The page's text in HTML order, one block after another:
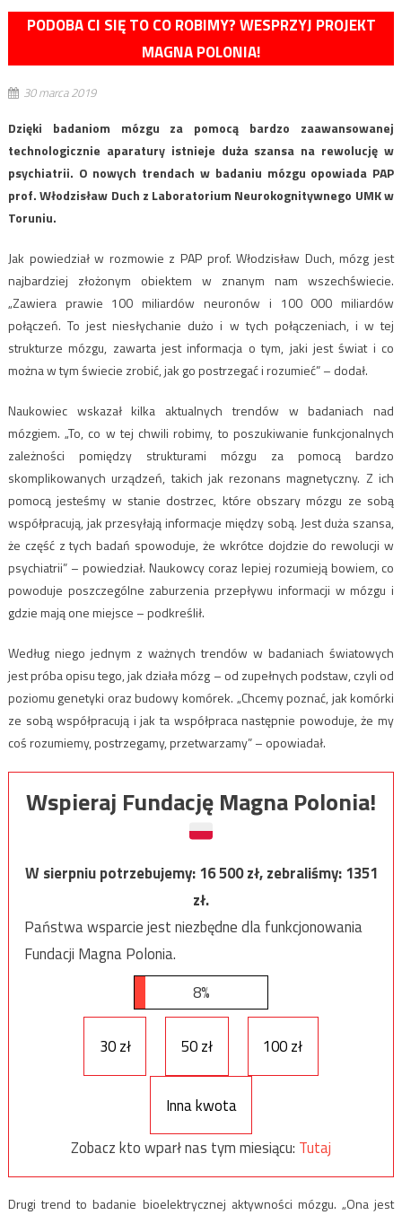
PODOBA CI SIĘ TO CO ROBIMY? WESPRZYJ PROJEKT
MAGNA POLONIA!
30 marca 2019
Dzięki badaniom mózgu za pomocą bardzo zaawansowanej
technologicznie aparatury istnieje duża szansa na rewolucję w
psychiatrii. O nowych trendach w badaniu mózgu opowiada PAP
prof. Włodzisław Duch z Laboratorium Neurokognitywnego UMK w
Toruniu.
Jak powiedział w rozmowie z PAP prof. Włodzisław Duch, mózg jest
najbardziej złożonym obiektem w znanym nam wszechświecie.
„Zawiera prawie 100 miliardów neuronów i 100 000 miliardów
połączeń. To jest niesłychanie dużo i w tych połączeniach, i w tej
strukturze mózgu, zawarta jest informacja o tym, jaki jest świat i co
można w tym świecie zrobić, jak go postrzegać i rozumieć” – dodał.
Naukowiec wskazał kilka aktualnych trendów w badaniach nad
mózgiem. „To, co w tej chwili robimy, to poszukiwanie funkcjonalnych
zależności pomiędzy strukturami mózgu za pomocą bardzo
skomplikowanych urządzeń, takich jak rezonans magnetyczny. Z ich
pomocą jesteśmy w stanie dostrzec, które obszary mózgu ze sobą
współpracują, jak przesyłają informacje między sobą. Jest duża szansa,
że część z tych badań spowoduje, że wkrótce dojdzie do rewolucji w
psychiatrii” – powiedział. Naukowcy coraz lepiej rozumieją bowiem, co
powoduje poszczególne zaburzenia przepływu informacji w mózgu i
gdzie mają one miejsce – podkreślił.
Według niego jednym z ważnych trendów w badaniach światowych
jest próba opisu tego, jak działa mózg – od zupełnych podstaw, czyli od
poziomu genetyki oraz budowy komórek. „Chcemy poznać, jak komórki
ze sobą współpracują i jak ta współpraca następnie powoduje, że my
coś rozumiemy, postrzegamy, przetwarzamy” – opowiadał.
Wspieraj Fundację Magna Polonia!
W sierpniu potrzebujemy:16 500zł, zebraliśmy:1351
zł.
Państwa wsparcie jest niezbędne dla funkcjonowania
Fundacji Magna Polonia.
8%
30 zł 50 zł 100 zł
Inna kwota
Zobacz kto wparł nas tym miesiącu: Tutaj
Drugi trend to badanie bioelektrycznej aktywności mózgu. „Ona jest